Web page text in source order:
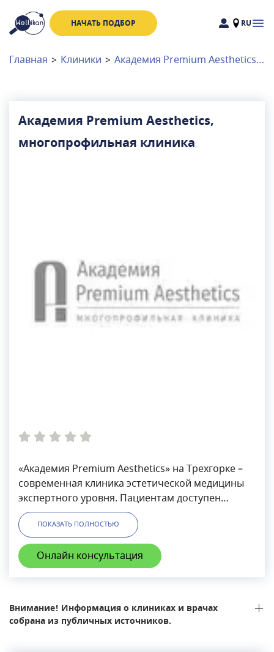
НАЧАТЬ ПОДБОР RU
Доктора
Клиники
Главная > Клиники > Академия Premium Aesthetics, многопрофильная клиника
Академия Premium Aesthetics,
многопрофильная клиника
«Академия Premium Aesthetics» на Трехгорке –
современная клиника эстетической медицины
экспертного уровня. Пациентам доступен
широкий спектр услуг в аппаратной и
инъекционной косметологии, дерматологии,
эстетической гинекологии, диагностике и
коррекции фигуры. Клиника оснащена
аппаратами и лазерами премиального
сертифицированные клинические тренеры. Для
каждого пациента подбирается индивидуальное
эффективное решение даже самых серьезных
ПОКАЗАТЬ ПОЛНОСТЬЮ
Онлайн консультация
Внимание! Информация о клиниках и врачах
собрана из публичных источников.